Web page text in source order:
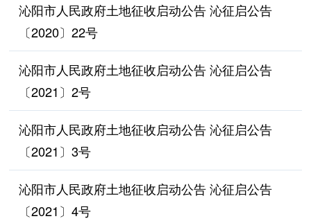
沁阳市人民政府土地征收启动公告 沁征启公告
〔2020〕22号
沁阳市人民政府土地征收启动公告 沁征启公告
〔2021〕2号
沁阳市人民政府土地征收启动公告 沁征启公告
〔2021〕3号
沁阳市人民政府土地征收启动公告 沁征启公告
〔2021〕4号